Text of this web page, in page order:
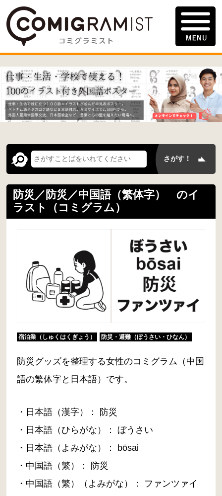
防災／防災／中国語（繁体字） のイ
ラスト（コミグラム）
宿泊業（しゅくはくぎょう） 防災・避難（ぼうさい・ひなん）
防災グッズを整理する女性のコミグラム（中国
語の繁体字と日本語）です。
・日本語（漢字）： 防災
・日本語（ひらがな）： ぼうさい
・日本語（よみがな）： bōsai
・中国語（繁）： 防災
・中国語（繁）（よみがな）： ファンツァイ